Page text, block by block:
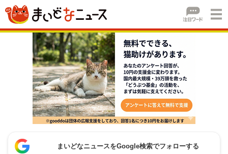
まいどなニュースをGoogle検索でフォローする